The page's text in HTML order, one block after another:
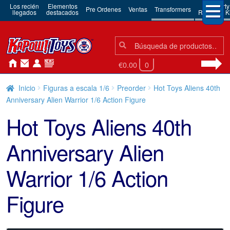
Los recién
llegados
Elementos
destacados Pre Ordenes Ventas Transformers 3rd Party
Robots &
Búsqueda:
Búsqueda
€0.00 0
Inicio Figuras a escala 1/6 Preorder
Hot Toys Aliens 40th
Anniversary Alien Warrior 1/6 Action Figure
Hot Toys Aliens 40th
Anniversary Alien
Warrior 1/6 Action
Figure